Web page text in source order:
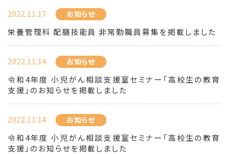
2022.11.17 お知らせ
栄養管理科 配膳技能員 非常勤職員募集を掲載しました
2022.11.14 お知らせ
令和4年度 小児がん相談支援室セミナー「高校生の教育
支援」のお知らせを掲載しました
2022.11.14 お知らせ
令和4年度 小児がん相談支援室セミナー「高校生の教育
支援」のお知らせを掲載しました